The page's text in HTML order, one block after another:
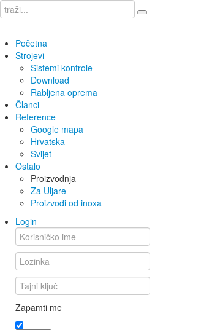
Početna
Strojevi
Sistemi kontrole
Download
Rabljena oprema
Članci
Reference
Google mapa
Hrvatska
Svijet
Ostalo
Proizvodnja
Za Uljare
Proizvodi od inoxa
Login
Zapamti me